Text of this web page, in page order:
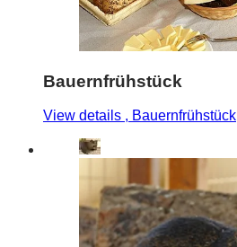
Bauernfrühstück
View details , Bauernfrühstück